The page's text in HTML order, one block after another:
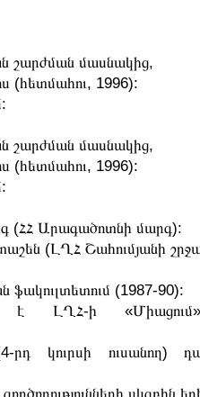
մասնակից,
(հետմահու, 1996):
մասնակից,
(հետմահու, 1996):
(ՀՀ Արագածոտնի մարգ):
(ԼՂՀ Շահումյանի
ֆակուլտետում (1987-90):
է ԼՂՀ-ի
րդ կուրսի ուսանող)